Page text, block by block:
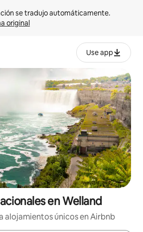
original
Use app
en Welland
alojamientos únicos en Airbnb